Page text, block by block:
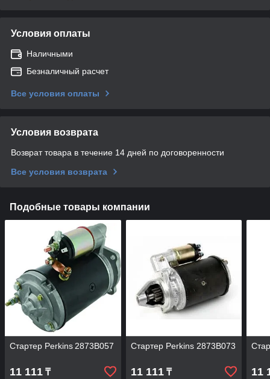
Условия оплаты
Наличными
Безналичный расчет
Все условия оплаты
Условия возврата
Возврат товара в течение 14 дней по договоренности
Все условия возврата
Подобные товары компании
Стартер Perkins 2873B057
11 111 ₸
Стартер Perkins 2873B073
11 111₸ 11